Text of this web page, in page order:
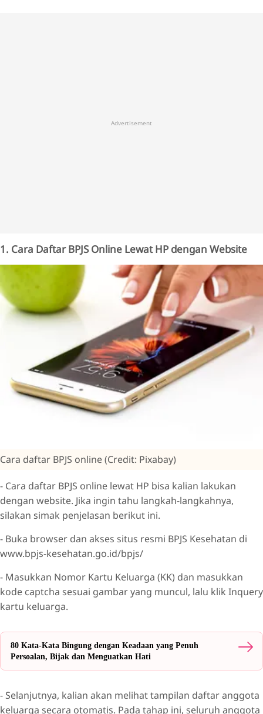
Advertisement
1. Cara Daftar BPJS Online Lewat HP dengan Website
Cara daftar BPJS online (Credit: Pixabay)
- Cara daftar BPJS online lewat HP bisa kalian lakukan
dengan website. Jika ingin tahu langkah-langkahnya,
silakan simak penjelasan berikut ini.
- Buka browser dan akses situs resmi BPJS Kesehatan di
www.bpjs-kesehatan.go.id/bpjs/
- Masukkan Nomor Kartu Keluarga (KK) dan masukkan
kode captcha sesuai gambar yang muncul, lalu klik Inquery
kartu keluarga.
80 Kata-Kata Bingung dengan Keadaan yang Penuh
Persoalan, Bijak dan Menguatkan Hati
- Selanjutnya, kalian akan melihat tampilan daftar anggota
keluarga secara otomatis. Pada tahap ini, seluruh anggota